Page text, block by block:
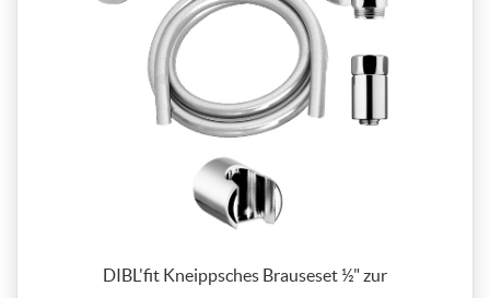
DIBL'fit Kneippsches Brauseset ½" zur